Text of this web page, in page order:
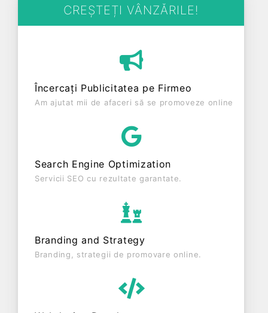
codul 7112. Cu sediul social poziționat în zona de
Centru a țării, în judetul ALBA, compania aduce o
S.R.L. a fost fondată în anul 1994, având o
vechime de 32 ani. Conform ultimului bilanț,
cifră de afaceri de 40.126 RON, gestionând
operațiunile cu un număr mediu de 1 de salariați pe
din punct de vedere fiscal si are status:
FUNCTIUNE. Societatea nu este plătitoare de TVA.
CREȘTEȚI VÂNZĂRILE!
Încercați Publicitatea pe Firmeo
Am ajutat mii de afaceri să se promoveze online
Search Engine Optimization
Servicii SEO cu rezultate garantate.
Branding and Strategy
Branding, strategii de promovare online.